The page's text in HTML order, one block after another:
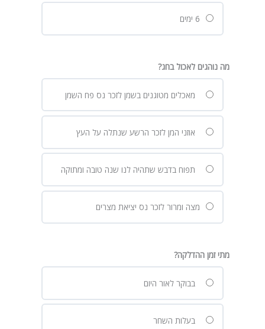
מה נוהגים לאכול בחג?
מאכלים מטוגנים בשמן לזכר נס פח השמן
אוזני המן לזכר הרשע שנתלה על העץ
תפוח בדבש שתהיה לנו שנה טובה ומתוקה
מצה ומרור לזכר נס יציאת מצרים
מתי זמן ההדלקה?
בבוקר לאור היום
בעלות השחר